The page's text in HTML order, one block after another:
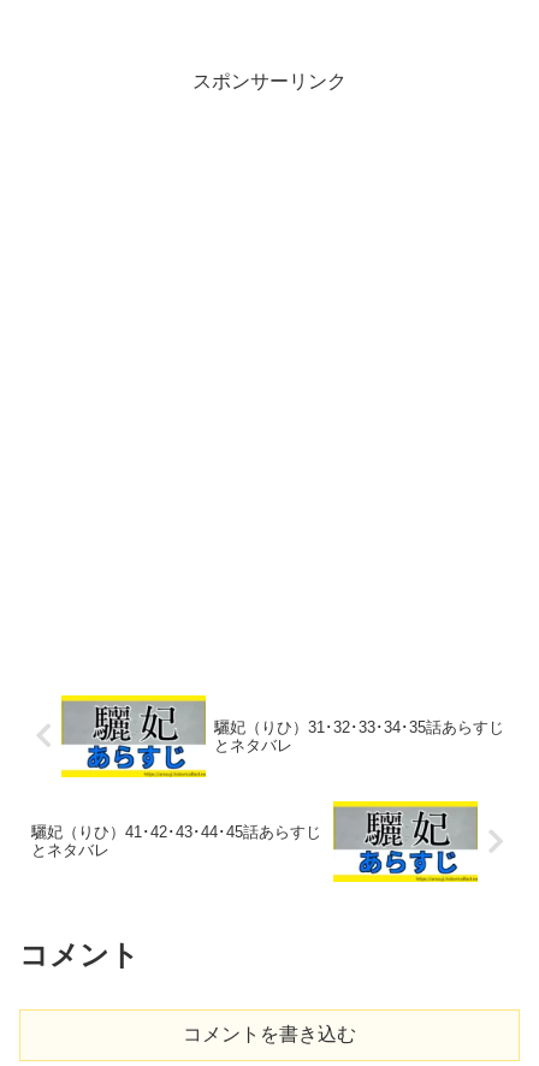
すくまとめてご紹介します。
スポンサーリンク
驪妃（りひ）31･32･33･34･35話あらすじ
とネタバレ
驪妃（りひ）41･42･43･44･45話あらすじ
とネタバレ
コメント
コメントを書き込む